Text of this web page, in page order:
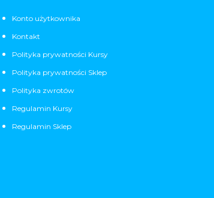
Konto użytkownika
Kontakt
Polityka prywatności Kursy
Polityka prywatności Sklep
Polityka zwrotów
Regulamin Kursy
Regulamin Sklep